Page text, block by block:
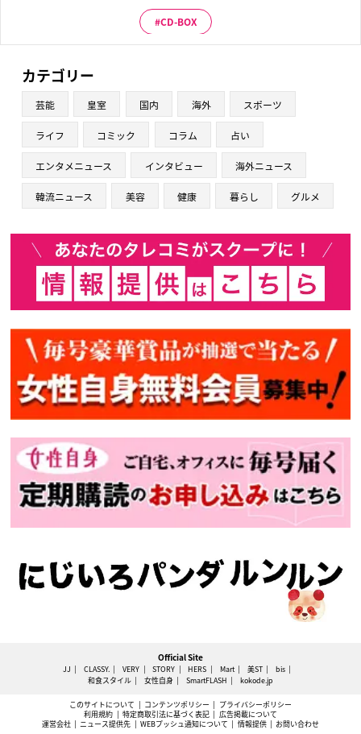
CD-BOX
カテゴリー
芸能 皇室 国内 海外 スポーツ
ライフ コミック コラム 占い
エンタメニュース インタビュー 海外ニュース
韓流ニュース 美容 健康 暮らし グルメ
Official Site
JJ CLASSY. VERY STORY HERS Mart 美ST
bis
和食スタイル
女性自身 SmartFLASH kokode.jp
このサイトについて コンテンツポリシー
プライバシーポリシー
利用規約
特定商取引法に基づく表記
広告掲載について
運営会社
ニュース提供先 WEBプッシュ通知について 情報提供 お問い合わせ